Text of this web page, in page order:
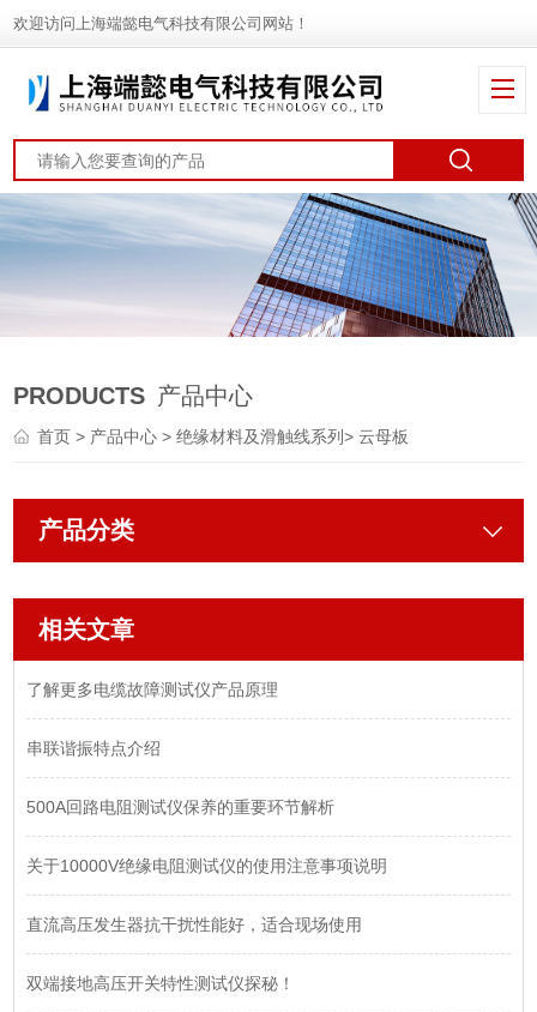
欢迎访问上海端懿电气科技有限公司网站！
PRODUCTS 产品中心
首页> 产品中心>绝缘材料及滑触线系列>云母板
产品分类
相关文章
了解更多电缆故障测试仪产品原理
串联谐振特点介绍
500A回路电阻测试仪保养的重要环节解析
关于10000V绝缘电阻测试仪的使用注意事项说明
直流高压发生器抗干扰性能好，适合现场使用
双端接地高压开关特性测试仪探秘！